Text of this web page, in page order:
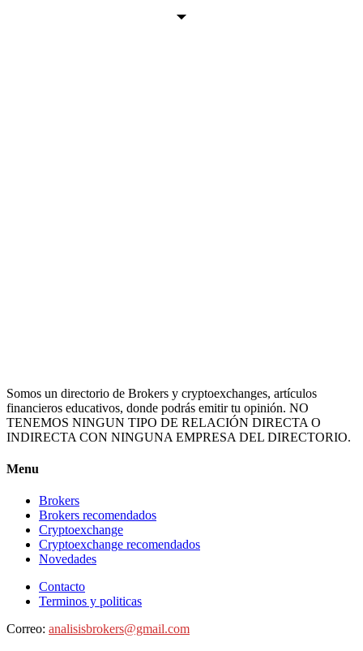
Somos un directorio de Brokers y cryptoexchanges, artículos
financieros educativos, donde podrás emitir tu opinión. NO
TENEMOS NINGUN TIPO DE RELACIÓN DIRECTA O
INDIRECTA CON NINGUNA EMPRESA DEL DIRECTORIO.
Menu
Brokers
Brokers recomendados
Cryptoexchange
Cryptoexchange recomendados
Novedades
Contacto
Terminos y politicas
Correo: analisisbrokers@gmail.com